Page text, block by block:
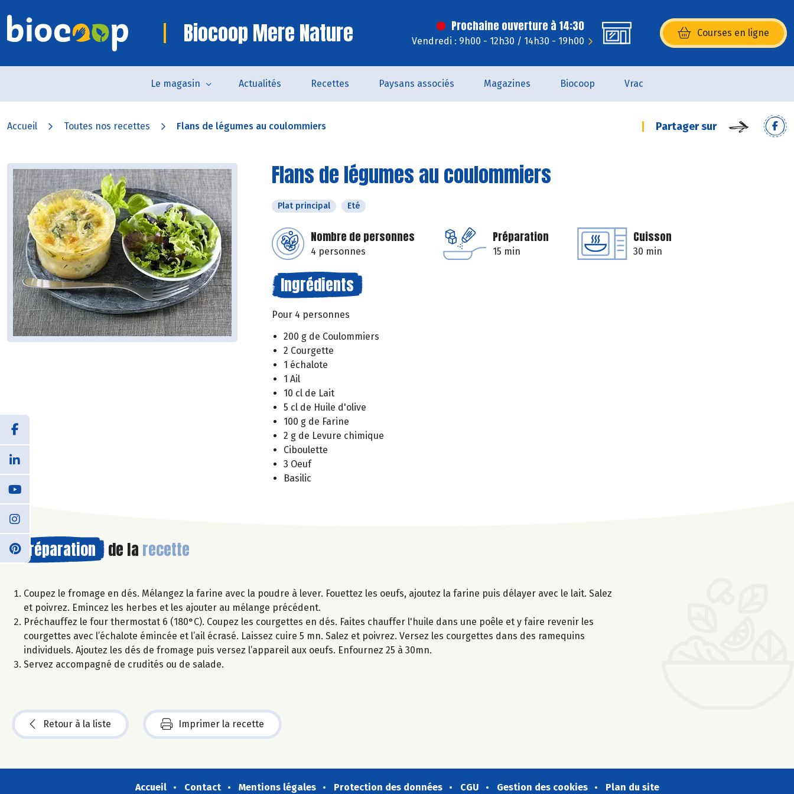
Biocoop Mere Nature Prochaine ouverture à 14:30
Vendredi : 9h00 - 12h30 / 14h30 - 19h00
Courses en ligne
(s’ouvre dans une nouvelle
Le magasin Actualités Recettes Paysans associés Magazines Biocoop Vrac
Accueil Toutes nos recettes Flans de légumes au coulommiers Partager sur
Flans de légumes au coulommiers
Plat principal Eté
Nombre de personnes
4 personnes
Préparation
15 min
Cuisson
30 min
Ingrédients
Pour 4 personnes
200 g de Coulommiers
2 Courgette
1 échalote
1 Ail
10 cl de Lait
5 cl de Huile d'olive
100 g de Farine
2 g de Levure chimique
Ciboulette
3 Oeuf
Basilic
Préparation de la recette
Coupez le fromage en dés. Mélangez la farine avec la poudre à lever. Fouettez les oeufs, ajoutez la farine puis délayer avec le lait. Salez
et poivrez. Emincez les herbes et les ajouter au mélange précédent.
Préchauffez le four thermostat 6 (180°C). Coupez les courgettes en dés. Faites chauffer l'huile dans une poêle et y faire revenir les
courgettes avec l’échalote émincée et l’ail écrasé. Laissez cuire 5 mn. Salez et poivrez. Versez les courgettes dans des ramequins
individuels. Ajoutez les dés de fromage puis versez l’appareil aux oeufs. Enfournez 25 à 30mn.
Servez accompagné de crudités ou de salade.
Retour à la liste Imprimer la recette
Accueil Contact Mentions légales Protection des données CGU Gestion des cookies Plan du site